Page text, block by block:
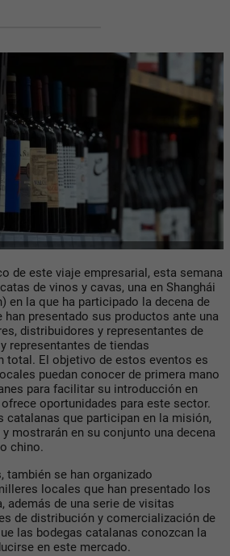
de este viaje empresarial, esta semana
de vinos y cavas, una en Shanghái
en la que ha participado la decena de
han presentado sus productos ante una
distribuidores y representantes de
representantes de tiendas
total. El objetivo de estos eventos es
puedan conocer de primera mano
para facilitar su introducción en
oportunidades para este sector.
catalanas que participan en la misión,
mostrarán en su conjunto una decena
chino.
también se han organizado
locales que han presentado los
además de una serie de visitas
de distribución y comercialización de
las bodegas catalanas conozcan la
en este mercado.